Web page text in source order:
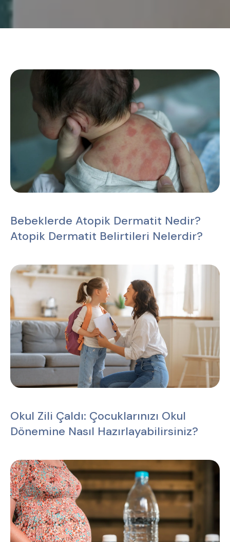
Bebeklerde Atopik Dermatit Nedir?
Atopik Dermatit Belirtileri Nelerdir?
Okul Zili Çaldı: Çocuklarınızı Okul
Dönemine Nasıl Hazırlayabilirsiniz?